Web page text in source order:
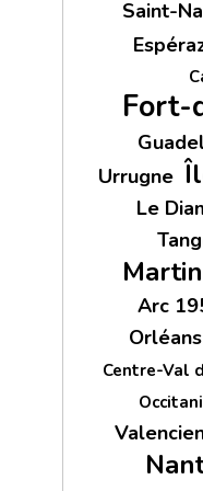
Saint-
Fort-
Urrugne
Le
Arc
Orléans
Centre-Val